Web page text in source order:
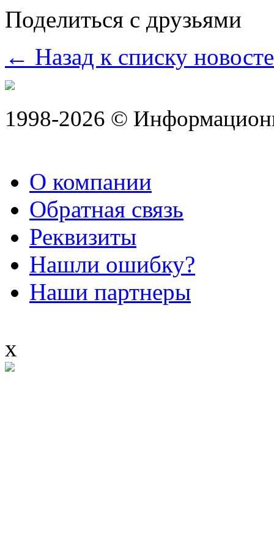
Поделиться с друзьями
← Назад к списку
1998-2026 ©
О компании
Обратная связь
Реквизиты
Нашли ошибку?
Наши партнеры
x